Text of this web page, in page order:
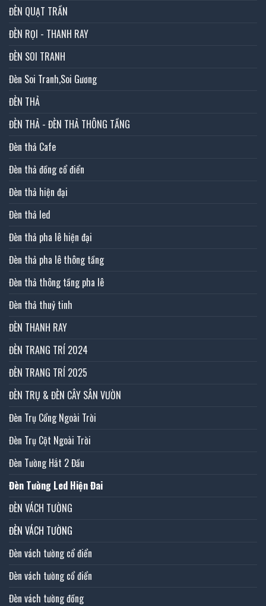
ĐÈN QUẠT TRẦN
ĐÈN RỌI - THANH RAY
ĐÈN SOI TRANH
Đèn Soi Tranh,Soi Gương
ĐÈN THẢ
ĐÈN THẢ - ĐÈN THẢ THÔNG TẦNG
Đèn thả Cafe
Đèn thả đồng cổ điển
Đèn thả hiện đại
Đèn thả led
Đèn thả pha lê hiện đại
Đèn thả pha lê thông tầng
Đèn thả thông tầng pha lê
Đèn thả thuỷ tinh
ĐÈN THANH RAY
ĐÈN TRANG TRÍ 2024
ĐÈN TRANG TRÍ 2025
ĐÈN TRỤ & ĐÈN CÂY SÂN VƯỜN
Đèn Trụ Cổng Ngoài Trời
Đèn Trụ Cột Ngoài Trời
Đèn Tường Hắt 2 Đầu
Đèn Tường Led Hiện Đai
ĐÈN VÁCH TƯỜNG
ĐÈN VÁCH TƯỜNG
Đèn vách tường cổ điển
Đèn vách tường cổ điển
Đèn vách tường đồng